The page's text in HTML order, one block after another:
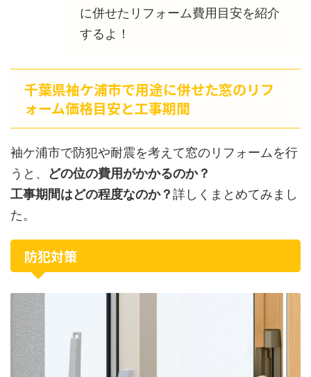
に併せたリフォーム費用目安を紹介
するよ！
千葉県袖ケ浦市で用途に併せた窓のリフ
ォーム価格目安と工事期間
袖ケ浦市で防犯や耐震を考えて窓のリフォームを行
うと、
どの位の費用がかかるのか？
工事期間はどの程度なのか？詳しくまとめてみまし
た。
防犯対策